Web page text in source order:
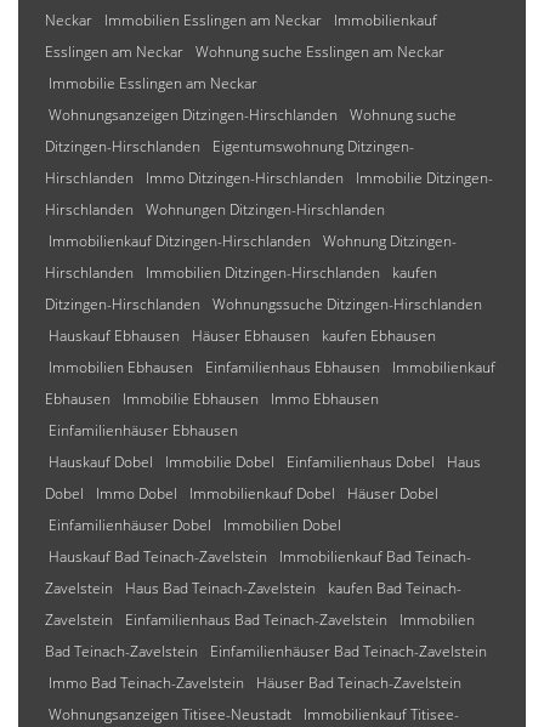
Neckar
Immobilien Esslingen am Neckar
Immobilienkauf
Esslingen am Neckar Wohnung suche Esslingen am Neckar
Immobilie Esslingen am Neckar
Wohnungsanzeigen Ditzingen-Hirschlanden
Wohnung suche
Ditzingen-Hirschlanden
Eigentumswohnung Ditzingen-
Hirschlanden
Immo Ditzingen-Hirschlanden
Immobilie Ditzingen-
Hirschlanden
Wohnungen Ditzingen-Hirschlanden
Immobilienkauf Ditzingen-Hirschlanden
Wohnung Ditzingen-
Hirschlanden
Immobilien Ditzingen-Hirschlanden
kaufen
Ditzingen-Hirschlanden
Wohnungssuche Ditzingen-Hirschlanden
Hauskauf Ebhausen
Häuser Ebhausen
kaufen Ebhausen
Immobilien Ebhausen
Einfamilienhaus Ebhausen
Immobilienkauf
Ebhausen
Immobilie Ebhausen
Immo Ebhausen
Einfamilienhäuser Ebhausen
Hauskauf Dobel
Immobilie Dobel Einfamilienhaus Dobel
Haus
Dobel
Immo Dobel Immobilienkauf Dobel
Häuser Dobel
Einfamilienhäuser Dobel
Immobilien Dobel
Hauskauf Bad Teinach-Zavelstein
Immobilienkauf Bad Teinach-
Zavelstein
Haus Bad Teinach-Zavelstein
kaufen Bad Teinach-
Zavelstein
Einfamilienhaus Bad Teinach-Zavelstein
Immobilien
Bad Teinach-Zavelstein
Einfamilienhäuser Bad Teinach-Zavelstein
Immo Bad Teinach-Zavelstein
Häuser Bad Teinach-Zavelstein
Wohnungsanzeigen Titisee-Neustadt
Immobilienkauf Titisee-